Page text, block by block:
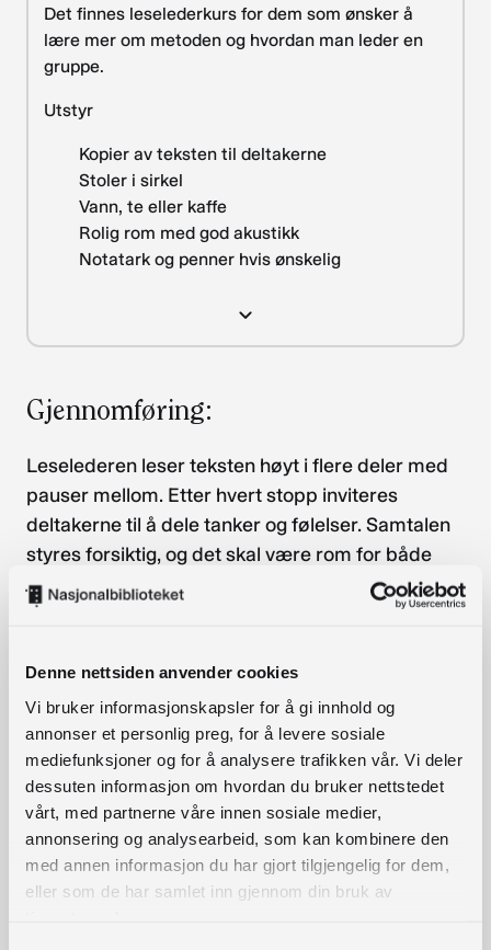
Denne nettsiden anvender cookies
Vi bruker informasjonskapsler for å gi innhold og
annonser et personlig preg, for å levere sosiale
mediefunksjoner og for å analysere trafikken vår. Vi deler
dessuten informasjon om hvordan du bruker nettstedet
vårt, med partnerne våre innen sosiale medier,
annonsering og analysearbeid, som kan kombinere den
med annen informasjon du har gjort tilgjengelig for dem,
eller som de har samlet inn gjennom din bruk av
Det finnes leselederkurs for dem som ønsker å
lære mer om metoden og hvordan man leder en
gruppe.
Utstyr
Kopier av teksten til deltakerne
Stoler i sirkel
Vann, te eller kaffe
Rolig rom med god akustikk
Notatark og penner hvis ønskelig
Gjennomføring:
Leselederen leser teksten høyt i flere deler med
pauser mellom. Etter hvert stopp inviteres
deltakerne til å dele tanker og følelser. Samtalen
styres forsiktig, og det skal være rom for både
stillhet og undring. Avslutt med en kort
oppsummering.
Mulige temaer:
Ungdom: Identitet, vennskap, valg,
utenforskap
Voksne: Relasjoner, arbeid, håp, tap og
mestring
Eldre: Minner, livserfaring, natur, kjærlighet
Demens: Enkle tekster med tydelige bilder og
følelser